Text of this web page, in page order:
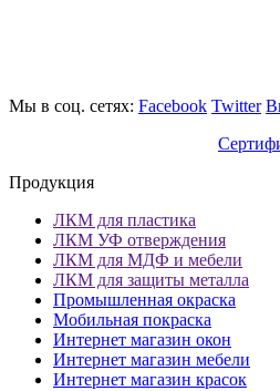
Мы в соц. сетях: Facebook Twitter
Продукция
ЛКМ для пластика
ЛКМ УФ отверждения
ЛКМ для МДФ и мебели
ЛКМ для защиты металла
Промышленная окраска
Мобильная покраска
Интернет магазин окон
Интернет магазин мебели
Интернет магазин красок